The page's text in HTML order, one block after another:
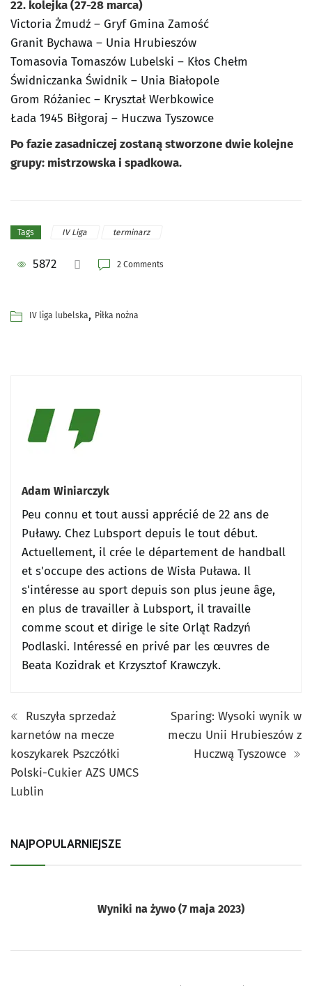
22. kolejka (27-28 marca)
Victoria Żmudź – Gryf Gmina Zamość
Granit Bychawa – Unia Hrubieszów
Tomasovia Tomaszów Lubelski – Kłos Chełm
Świdniczanka Świdnik – Unia Białopole
Grom Różaniec – Kryształ Werbkowice
Łada 1945 Biłgoraj – Huczwa Tyszowce
Po fazie zasadniczej zostaną stworzone dwie kolejne
grupy: mistrzowska i spadkowa.
Tags IV Liga terminarz
5872 2 Comments
IV liga lubelska, Piłka nożna
Adam Winiarczyk
Peu connu et tout aussi apprécié de 22 ans de
Puławy. Chez Lubsport depuis le tout début.
Actuellement, il crée le département de handball
et s'occupe des actions de Wisła Puława. Il
s'intéresse au sport depuis son plus jeune âge,
en plus de travailler à Lubsport, il travaille
comme scout et dirige le site Orląt Radzyń
Podlaski. Intéressé en privé par les œuvres de
Beata Kozidrak et Krzysztof Krawczyk.
Ruszyła sprzedaż
karnetów na mecze
koszykarek Pszczółki
Polski-Cukier AZS UMCS
Lublin
Sparing: Wysoki wynik w
meczu Unii Hrubieszów z
Huczwą Tyszowce
NAJPOPULARNIEJSZE
Wyniki na żywo (7 maja 2023)